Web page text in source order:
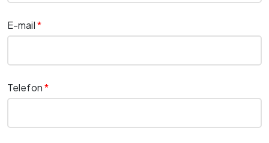
E-mail*
Telefon*